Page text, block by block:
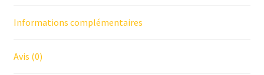
Informations complémentaires
Avis (0)